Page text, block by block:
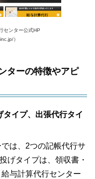
センター公式HP
）
ターの特徴やアピ
イプ、出張代行タイ
は、2つの記帳代行サ
げタイプは、領収書・
与計算代行センター